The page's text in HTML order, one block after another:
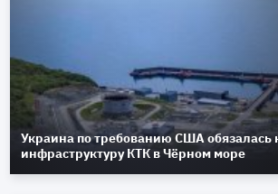
Украина по требованию США обязалась
инфраструктуру КТК в Чёрном море